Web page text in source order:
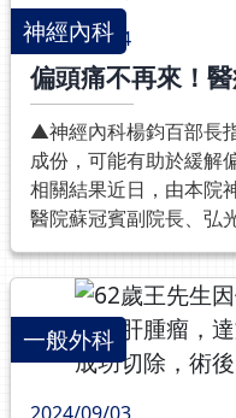
的地，但萬一車流量大
無法消化這麼大的車流
瘓。由於近期適逢暑假
動。吳星輝醫師提醒，
相關的健檢外，50歲以
長、或太過激烈的戶外
多沒有症狀，常常是因
發，因此建議中高齡民
的身體狀況，並盡量以
戶外運動，對心血管健
合新聞中時新聞中央通
中李彥志醫師發現，老
恐因此導致發炎形成廔
滑的，但如長期吸菸、
壓力增加或膳食纖維攝
發展成嚴重的炎症感染
「糞尿」。李彥志醫師
常容易被忽略，只有在
才會被察覺。查出根本
廔管外，還引起後腹腔
量之下，李彥志醫師依
切除大腸憩室發炎腸段
膀胱並吻合腸道。術後
態，現返家休養，僅需
慣。光田綜合醫院李彥
楊鎮源部長表示，王先
合體(簡稱TFCC)破損，
三個月後，疼痛與握力
況良好，才能重拾正常
的「三角纖維軟骨複合
石，它位於腕骨、橈骨
鄰纖維軟骨與韌帶組成
的承重，更重要的是能
節，最常見損傷原因為
重物/牽機車扭傷；其
早餐店、裁縫師等。受
側)疼痛，在做撐、扭轉
扭毛巾、開瓶蓋，甚至
與工作品質。患者往往
神經內科
2024/09/04
偏頭痛不再來！
分」可預防偏頭痛
▲神經內科楊鈞百部長
成份，可能有助於緩解
相關結果近日，由本院
醫院蘇冠賓副院長、弘
同發起的一項最新研究
肪酸中的EPA成分，可
顯著，為長期受此疾病
該項研究結果全文也發
腦，行為和免疫》中，
一般外科